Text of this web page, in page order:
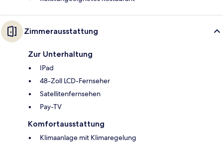
Zimmerausstattung
Zur Unterhaltung
IPad
48-Zoll LCD-Fernseher
Satellitenfernsehen
Pay-TV
Komfortausstattung
Klimaanlage mit Klimaregelung